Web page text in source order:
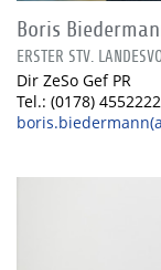
Boris
ERSTER STV.
Dir ZeSo Gef PR
Tel.: (0178) 4552222